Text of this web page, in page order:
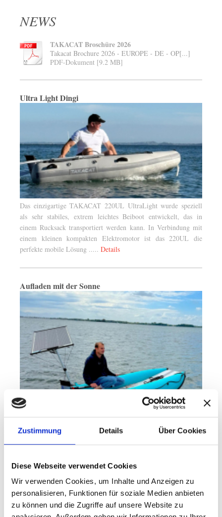
Zustimmung Details Über Cookies
Diese Webseite verwendet Cookies
Wir verwenden Cookies, um Inhalte und Anzeigen zu
personalisieren, Funktionen für soziale Medien anbieten
zu können und die Zugriffe auf unsere Website zu
NEWS
TAKACAT Broschüre 2026
Takacat Brochure 2026 - EUROPE - DE - OP[...]
PDF-Dokument [9.2 MB]
Ultra Light Dingi
Das einzigartige TAKACAT 220UL UltraLight wurde speziell
als sehr stabiles, extrem leichtes Beiboot entwickelt, das in
einem Rucksack transportiert werden kann. In Verbindung mit
einem kleinen kompakten Elektromotor ist das 220UL die
perfekte mobile Lösung ..... Details
Aufladen mit der Sonne
Perfekt installiertes Solarpanel für alle, die unabhängig
auf längeren Touren .....Details